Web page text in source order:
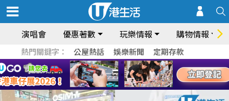
演唱會 優惠著數 玩樂情報 購物情報
熱門關鍵字： 公屋熱話 娛樂新聞 定期存款